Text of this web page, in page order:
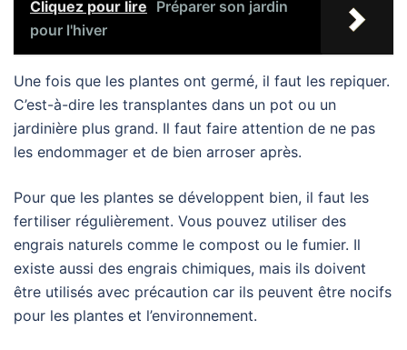
Cliquez pour lire Préparer son jardin
pour l'hiver
Une fois que les plantes ont germé, il faut les repiquer.
C’est-à-dire les transplantes dans un pot ou un
jardinière plus grand. Il faut faire attention de ne pas
les endommager et de bien arroser après.
Pour que les plantes se développent bien, il faut les
fertiliser régulièrement. Vous pouvez utiliser des
engrais naturels comme le compost ou le fumier. Il
existe aussi des engrais chimiques, mais ils doivent
être utilisés avec précaution car ils peuvent être nocifs
pour les plantes et l’environnement.